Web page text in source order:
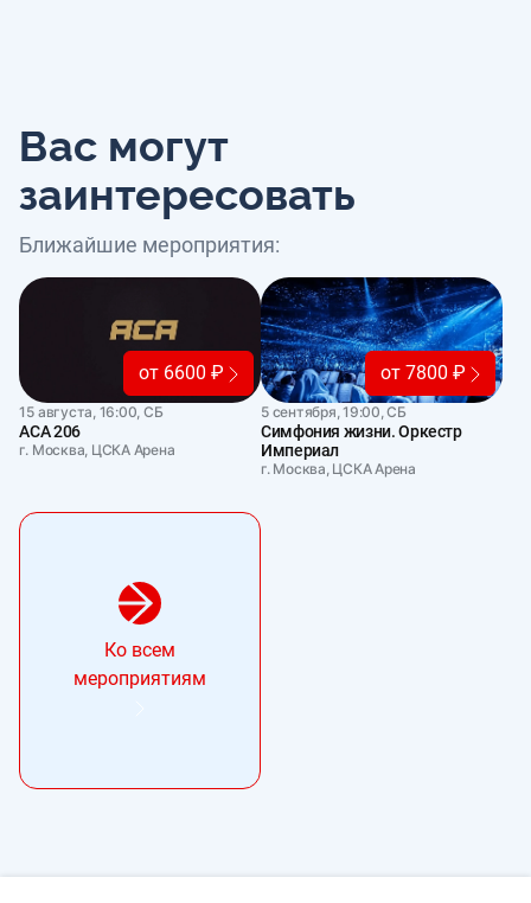
Вас могут
заинтересовать
Ближайшие мероприятия:
от 6600 ₽
15 августа, 16:00, СБ
АСА 206
г. Москва, ЦСКА Арена
от 7800 ₽
5 сентября, 19:00, СБ
Симфония жизни. Оркестр
Империал
г. Москва, ЦСКА Арена
Ко всем
мероприятиям